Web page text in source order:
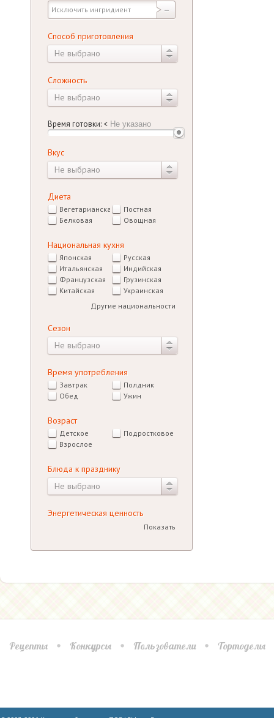
Способ приготовления
Не выбрано
Сложность
Не выбрано
Время готовки: <
Вкус
Не выбрано
Диета
Вегетарианская
Постная
Белковая
Овощная
Национальная кухня
Японская
Русская
Итальянская
Индийская
Французская
Грузинская
Китайская
Украинская
Другие национальности
Сезон
Не выбрано
Время употребления
Завтрак
Полдник
Обед
Ужин
Возраст
Детское
Подростковое
Взрослое
Блюда к празднику
Не выбрано
Энергетическая ценность
Показать
Рецепты Конкурсы Пользователи Тортоделы